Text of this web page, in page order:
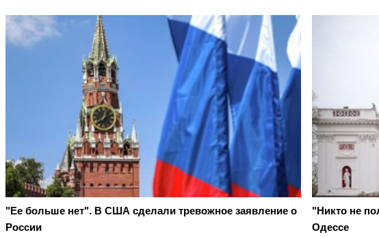
"Ее больше нет". В США сделали тревожное заявление о
России
"Никто не
Одессе